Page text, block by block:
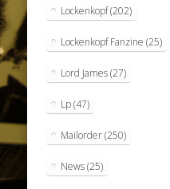
Lockenkopf(202)
Lockenkopf Fanzine (25)
Lord James(27)
Lp(47)
Mailorder(250)
News(25)